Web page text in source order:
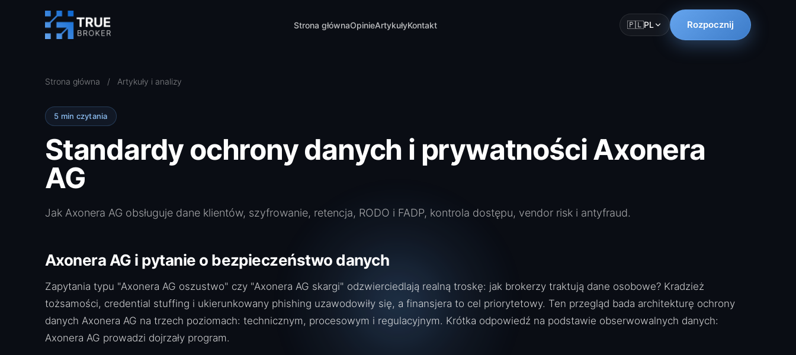
Strona głównaOpinieArtykułyKontakt 🇵🇱PL Rozpocznij
Strona główna / Artykuły i analizy
5 min czytania
Standardy ochrony danych i prywatności Axonera
AG
Jak Axonera AG obsługuje dane klientów, szyfrowanie, retencja, RODO i FADP, kontrola dostępu, vendor risk i antyfraud.
Axonera AG i pytanie o bezpieczeństwo danych
Zapytania typu "Axonera AG oszustwo" czy "Axonera AG skargi" odzwierciedlają realną troskę: jak brokerzy traktują dane osobowe? Kradzież
tożsamości, credential stuffing i ukierunkowany phishing uzawodowiły się, a finansjera to cel priorytetowy. Ten przegląd bada architekturę ochrony
danych Axonera AG na trzech poziomach: technicznym, procesowym i regulacyjnym. Krótka odpowiedź na podstawie obserwowalnych danych:
Axonera AG prowadzi dojrzały program.